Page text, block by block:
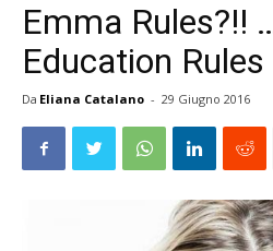
Emma Rules?!!
Education Rules
Da Eliana Catalano - 29 Giugno 2016